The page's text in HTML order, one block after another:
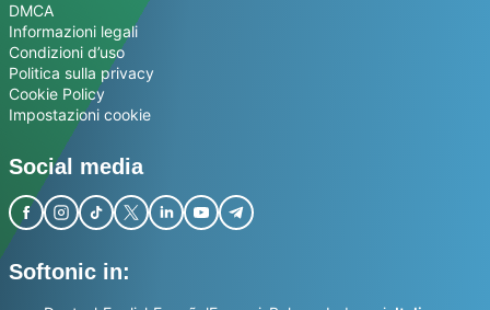
DMCA
Informazioni legali
Condizioni d’uso
Politica sulla privacy
Cookie Policy
Impostazioni cookie
Social media
Softonic in: